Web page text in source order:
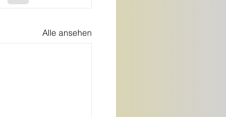
Alle ansehen